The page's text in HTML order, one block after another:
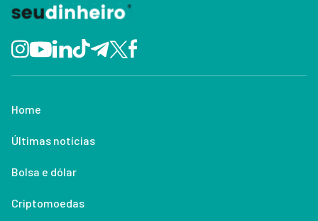
Home
Últimas notícias
Bolsa e dólar
Criptomoedas